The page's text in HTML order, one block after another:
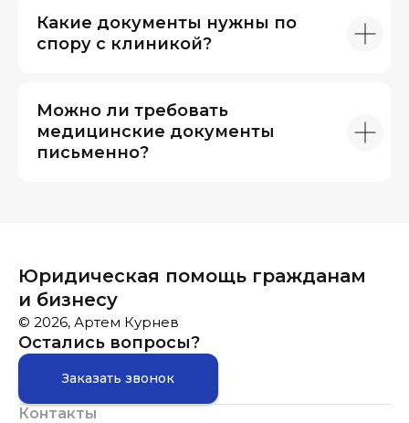
Какие документы нужны по
спору с клиникой?
Можно ли требовать
медицинские документы
письменно?
Юридическая помощь гражданам
и бизнесу
© 2026, Артем Курнев
Остались вопросы?
Заказать звонок
Контакты